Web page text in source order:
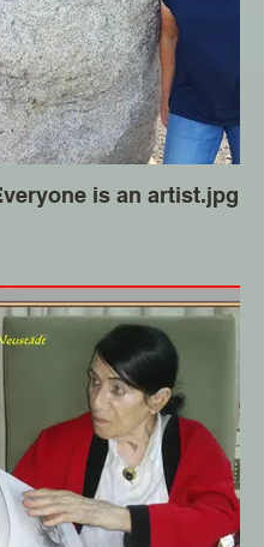
is an artist.jpg